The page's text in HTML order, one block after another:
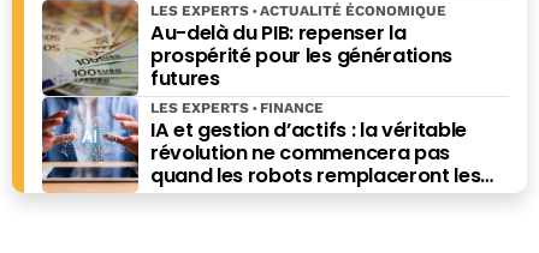
Au-delà du PIB: repenser la
prospérité pour les générations
futures
LES EXPERTS ACTUALITÉ ÉCONOMIQUE
IA et gestion d’actifs : la véritable
révolution ne commencera pas
quand les robots remplaceront les
financiers. Elle commencera quand ils
LES EXPERTS FINANCE